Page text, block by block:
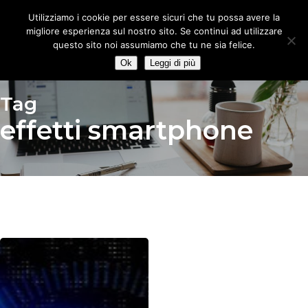
Tag
effetti smartphone
Il
digitale
modella
il
Utilizziamo i cookie per essere sicuri che tu possa avere la
migliore esperienza sul nostro sito. Se continui ad utilizzare
questo sito noi assumiamo che tu ne sia felice.
Ok Leggi di più